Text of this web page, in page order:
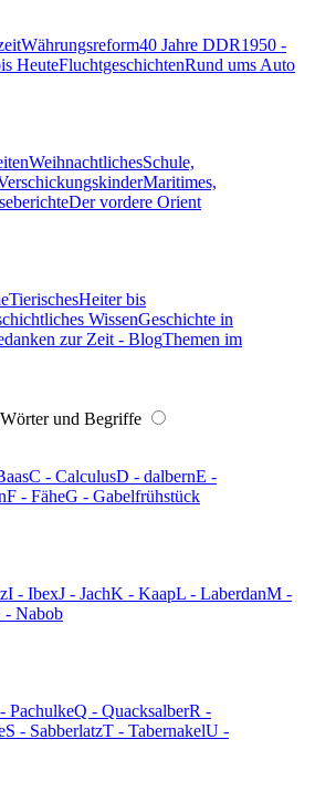
Währungsreform40 Jahre DDR1950 -
HeuteFluchtgeschichtenRund ums Auto
WeihnachtlichesSchule,
Maritimes,
Der vordere Orient
TierischesHeiter bis
WissenGeschichte in
zur Zeit - BlogThemen im
und Begriffe
C - CalculusD - dalbernE -
F - FäheG - Gabelfrühstück
I - IbexJ - JachK - KaapL - LaberdanM -
- Nabob
PachulkeQ - QuacksalberR -
S - SabberlatzT - TabernakelU -